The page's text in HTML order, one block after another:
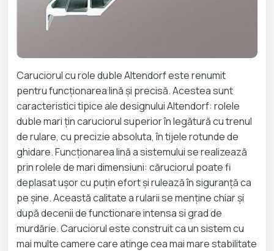
Caruciorul cu role duble Altendorf este renumit
pentru funcționarea lină și precisă. Acestea sunt
caracteristici tipice ale designului Altendorf: rolele
duble mari țin caruciorul superior în legătură cu trenul
de rulare, cu precizie absoluta, în tijele rotunde de
ghidare. Funcționarea lină a sistemului se realizează
prin rolele de mari dimensiuni: căruciorul poate fi
deplasat ușor cu puțin efort și rulează în siguranță ca
pe șine. Această calitate a rularii se menține chiar și
după decenii de functionare intensa si grad de
murdărie. Caruciorul este construit ca un sistem cu
mai multe camere care atinge cea mai mare stabilitate